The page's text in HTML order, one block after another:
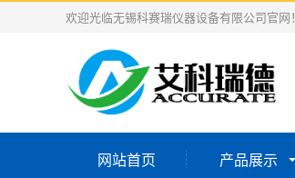
欢迎光临无锡科赛瑞仪器设备有限公司官网！
网站首页 产品展示